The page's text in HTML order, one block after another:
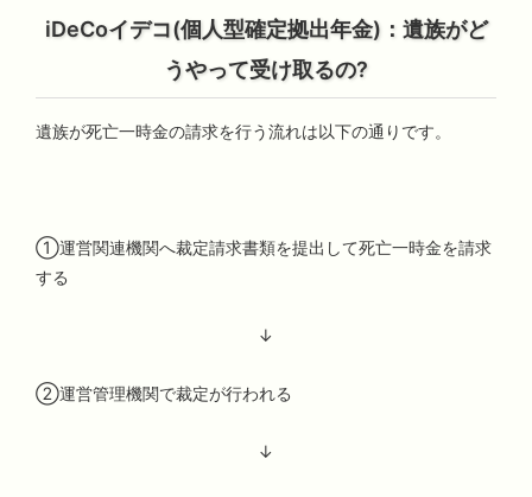
iDeCoイデコ(個人型確定拠出年金)：遺族がど
うやって受け取るの?
遺族が死亡一時金の請求を行う流れは以下の通りです。
①運営関連機関へ裁定請求書類を提出して死亡一時金を請求
する
↓
②運営管理機関で裁定が行われる
↓